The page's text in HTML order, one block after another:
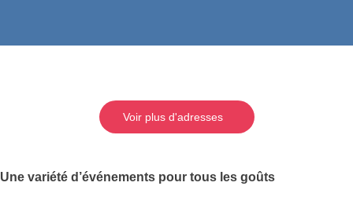
Voir plus d'adresses
Une variété d’événements pour tous les goûts